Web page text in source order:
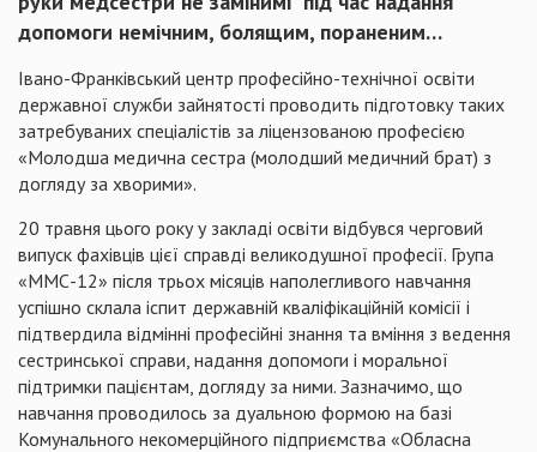
допомоги немічним, болящим, пораненим…
Івано-Франківський центр професійно-технічної освіти
державної служби зайнятості проводить підготовку таких
затребуваних спеціалістів за ліцензованою професією
«Молодша медична сестра (молодший медичний брат) з
догляду за хворими».
20 травня цього року у закладі освіти відбувся черговий
випуск фахівців цієї справді великодушної професії. Група
«ММС-12» після трьох місяців наполегливого навчання
успішно склала іспит державній кваліфікаційній комісії і
підтвердила відмінні професійні знання та вміння з ведення
сестринської справи, надання допомоги і моральної
підтримки пацієнтам, догляду за ними. Зазначимо, що
навчання проводилось за дуальною формою на базі
Комунального некомерційного підприємства «Обласна